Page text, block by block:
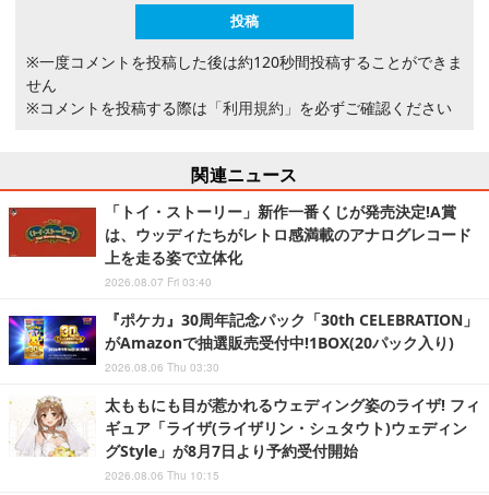
※一度コメントを投稿した後は約120秒間投稿することができま
せん
※コメントを投稿する際は 「利用規約」 を必ずご確認ください
関連ニュース
「トイ・ストーリー」新作一番くじが発売決定!A賞
は、ウッディたちがレトロ感満載のアナログレコード
上を走る姿で立体化
2026.08.07 Fri 03:40
『ポケカ』30周年記念パック「30th CELEBRATION」
がAmazonで抽選販売受付中!1BOX(20パック入り)
2026.08.06 Thu 03:30
太ももにも目が惹かれるウェディング姿のライザ! フィ
ギュア「ライザ(ライザリン・シュタウト)ウェディン
グStyle」が8月7日より予約受付開始
2026.08.06 Thu 10:15